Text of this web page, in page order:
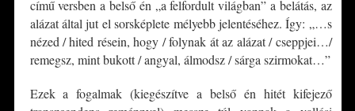
című versben a belső én „a felfordult világban” a belátás, az
alázat által jut el sorsképlete mélyebb jelentéséhez. Így: „…s
nézed / hited résein, hogy / folynak át az alázat / cseppjei…/
remegsz, mint bukott / angyal, álmodsz / sárga szirmokat…”
Ezek a fogalmak (kiegészítve a belső én hitét kifejező